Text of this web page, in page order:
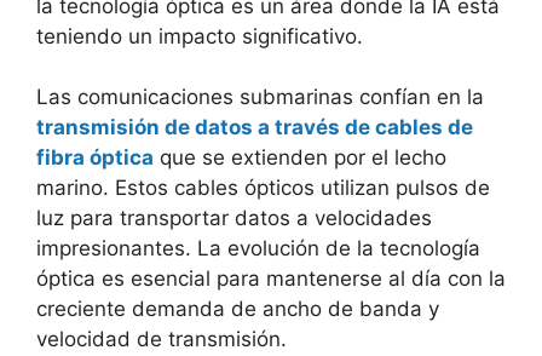
la tecnología óptica es un área donde la IA está
teniendo un impacto significativo.
Las comunicaciones submarinas confían en la
transmisión de datos a través de cables de
fibra óptica que se extienden por el lecho
marino. Estos cables ópticos utilizan pulsos de
luz para transportar datos a velocidades
impresionantes. La evolución de la tecnología
óptica es esencial para mantenerse al día con la
creciente demanda de ancho de banda y
velocidad de transmisión.